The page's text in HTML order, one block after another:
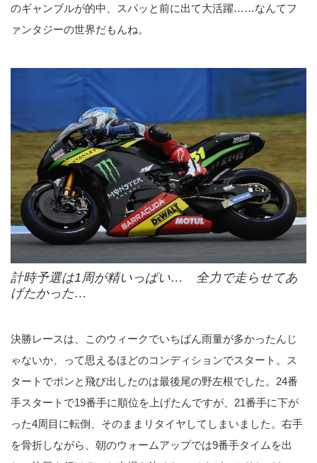
のギャンブルが的中、スパッと前に出て大活躍……なんてフ
ァンタジーの世界だもんね。
計時予選は1周が精いっぱい… 全力で走らせてあ
げたかった…
決勝レースは、このウィークでいちばん雨量が多かったんじ
ゃないか、って思えるほどのコンディションでスタート。ス
タートでポンと飛び出したのは最後尾の野左根でした。24番
手スタートで19番手に順位を上げたんですが、21番手に下が
った4周目に転倒、そのままリタイヤしてしまいました。右手
を骨折しながら、朝のウォームアップでは9番手タイムを出